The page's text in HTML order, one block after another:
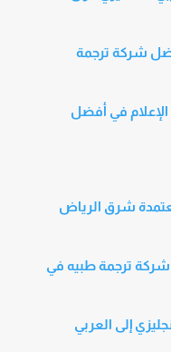
شركة ترجمة
في أفضل
شرق الرياض
شركة ترجمة طبيه في
إلى العربي